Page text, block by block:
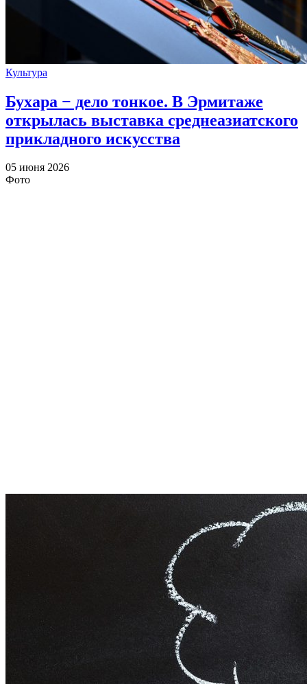
Культура
Бухара − дело тонкое. В Эрмитаже
открылась выставка среднеазиатского
прикладного искусства
05 июня 2026
Фото